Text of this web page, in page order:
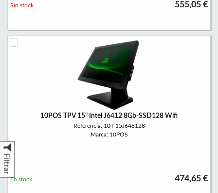
Filtrar
555,05 €
Sin stock
10POS TPV 15" Intel J6412 8Gb-SSD128 Wifi
Referencia: 10T-15J648128
Marca: 10POS
474,65 €
En stock